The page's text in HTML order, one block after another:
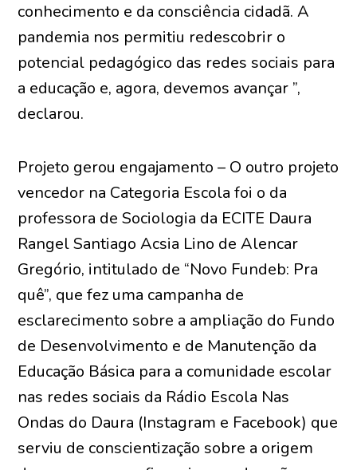
conhecimento e da consciência cidadã. A
pandemia nos permitiu redescobrir o
potencial pedagógico das redes sociais para
a educação e, agora, devemos avançar ”,
declarou.
Projeto gerou engajamento – O outro projeto
vencedor na Categoria Escola foi o da
professora de Sociologia da ECITE Daura
Rangel Santiago Acsia Lino de Alencar
Gregório, intitulado de “Novo Fundeb: Pra
quê”, que fez uma campanha de
esclarecimento sobre a ampliação do Fundo
de Desenvolvimento e de Manutenção da
Educação Básica para a comunidade escolar
nas redes sociais da Rádio Escola Nas
Ondas do Daura (Instagram e Facebook) que
serviu de conscientização sobre a origem